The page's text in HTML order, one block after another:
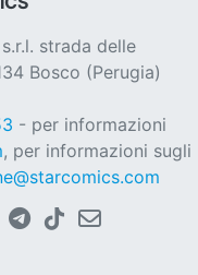
strada delle
Bosco (Perugia)
- per informazioni
, per informazioni sugli